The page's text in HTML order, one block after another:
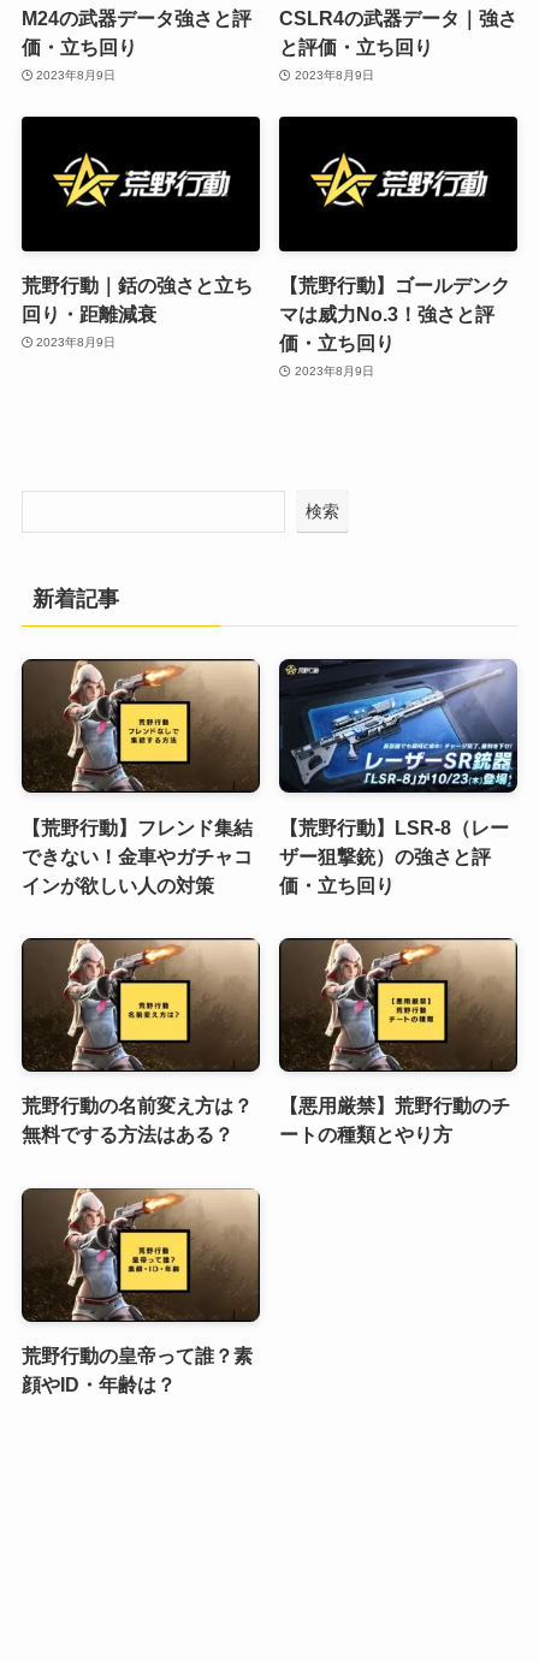
M24の武器データ強さと評
価・立ち回り
2023年8月9日
CSLR4の武器データ｜強さ
と評価・立ち回り
2023年8月9日
荒野行動｜銛の強さと立ち
回り・距離減衰
2023年8月9日
【荒野行動】ゴールデンク
マは威力No.3！強さと評
価・立ち回り
2023年8月9日
検索
新着記事
【荒野行動】フレンド集結
できない！金車やガチャコ
インが欲しい人の対策
【荒野行動】LSR-8（レー
ザー狙撃銃）の強さと評
価・立ち回り
荒野行動の名前変え方は？
無料でする方法はある？
【悪用厳禁】荒野行動のチ
ートの種類とやり方
荒野行動の皇帝って誰？素
顔やID・年齢は？